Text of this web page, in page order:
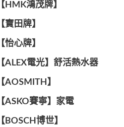
【HMK鴻茂牌】
【寶田牌】
️【怡心牌】️
️️【ALEX電光】舒活熱水器️️
【AOSMITH】
【ASKO賽寧】家電
【BOSCH博世】